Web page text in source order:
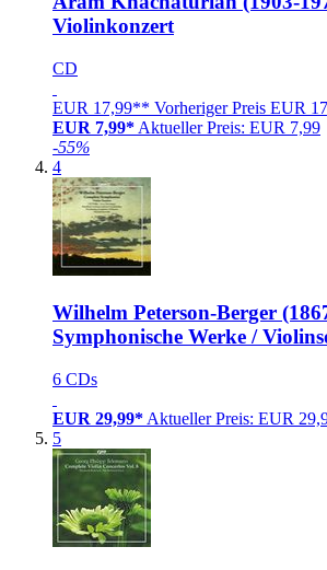
Violinkonzert
CD
EUR 17,99** Vorheriger Preis EUR
EUR 7,99* Aktueller Preis: EUR 7,99
-55%
4
Wilhelm Peterson-Berger
Symphonische Werke /
6 CDs
EUR 29,99* Aktueller Preis: EUR
5